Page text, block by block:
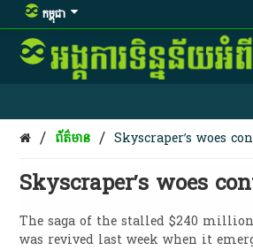
កម្ពុជា
/ ព័ត៌មាន / Skyscraper’s woes
Skyscraper’s woes
The saga of the stalled $240
was revived last week when it